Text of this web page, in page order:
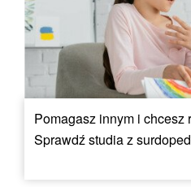
Pomagasz innym i chcesz
Sprawdź studia z